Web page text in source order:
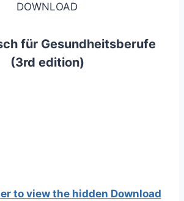
DOWNLOAD
für Gesundheitsberufe
(3rd edition)
to view the hidden Download